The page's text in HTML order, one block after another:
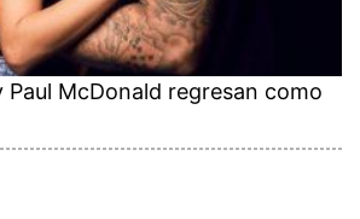
Paul McDonald regresan como